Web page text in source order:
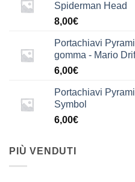
Spiderman Head
8,00€
Portachiavi
gomma - Mario
6,00€
Portachiavi
Symbol
6,00€
PIÙ VENDUTI